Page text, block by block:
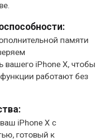
памяти
вашего iPhone X, чтобы
работают без
iPhone X с
готовый к